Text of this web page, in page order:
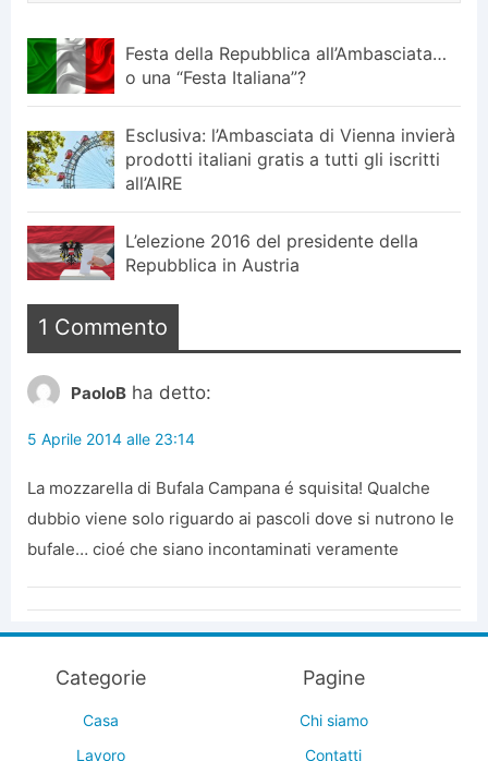
Festa della Repubblica all’Ambasciata…
o una “Festa Italiana”?
Esclusiva: l’Ambasciata di Vienna invierà
prodotti italiani gratis a tutti gli iscritti
all’AIRE
L’elezione 2016 del presidente della
Repubblica in Austria
1 Commento
PaoloB ha detto:
5 Aprile 2014 alle 23:14
La mozzarella di Bufala Campana é squisita! Qualche
dubbio viene solo riguardo ai pascoli dove si nutrono le
bufale… cioé che siano incontaminati veramente
Categorie
Casa
Lavoro
Pagine
Chi siamo
Contatti